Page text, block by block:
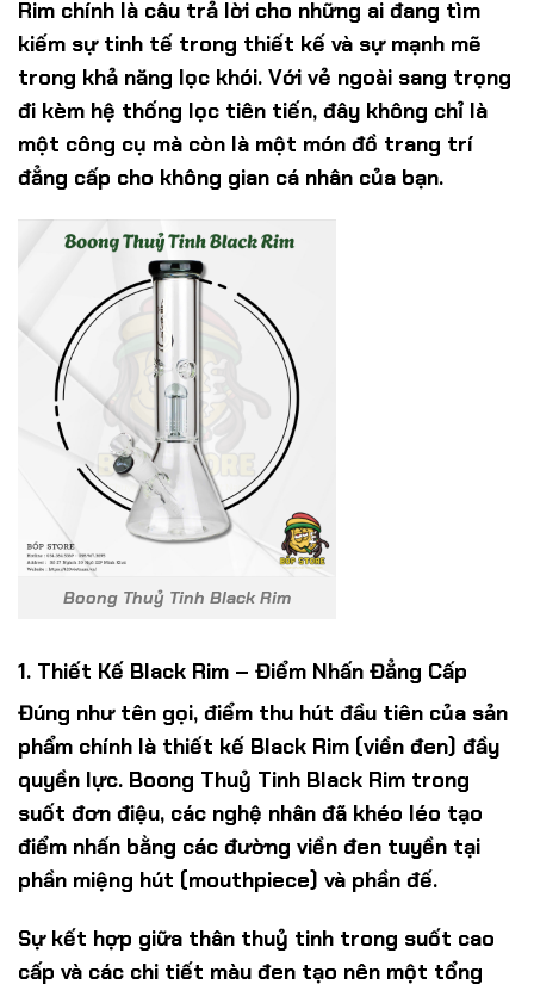
Rim chính là câu trả lời cho những ai đang tìm
kiếm sự tinh tế trong thiết kế và sự mạnh mẽ
trong khả năng lọc khói. Với vẻ ngoài sang trọng
đi kèm hệ thống lọc tiên tiến, đây không chỉ là
một công cụ mà còn là một món đồ trang trí
đẳng cấp cho không gian cá nhân của bạn.
Boong Thuỷ Tinh Black Rim
1. Thiết Kế Black Rim – Điểm Nhấn Đẳng Cấp
Đúng như tên gọi, điểm thu hút đầu tiên của sản
phẩm chính là thiết kế Black Rim (viền đen) đầy
quyền lực. Boong Thuỷ Tinh Black Rim trong
suốt đơn điệu, các nghệ nhân đã khéo léo tạo
điểm nhấn bằng các đường viền đen tuyền tại
phần miệng hút (mouthpiece) và phần đế.
Sự kết hợp giữa thân thuỷ tinh trong suốt cao
cấp và các chi tiết màu đen tạo nên một tổng